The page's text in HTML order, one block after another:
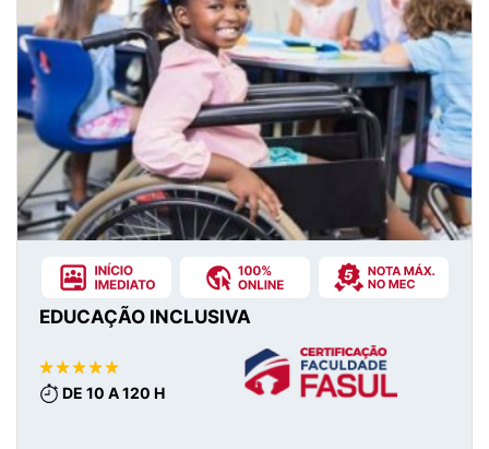
EDUCAÇÃO INCLUSIVA
DE 10 A 120 H